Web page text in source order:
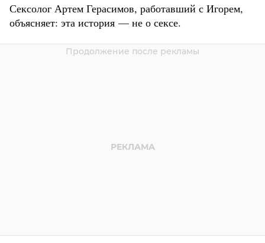
Сексолог Артем Герасимов, работавший с Игорем,
объясняет: эта история — не о сексе.